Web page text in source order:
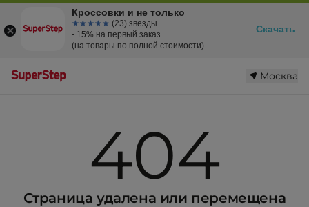
Москва
404
Страница удалена или перемещена
Кроссовки и не только
☆☆☆☆☆
★★★★★ (23) звезды
- 15% на первый заказ
(на товары по полной стоимости)
Скачать